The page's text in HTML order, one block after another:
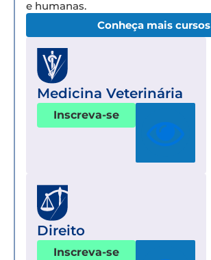
e humanas.
Conheça mais cursos
Medicina Veterinária
Inscreva-se
Direito
Inscreva-se